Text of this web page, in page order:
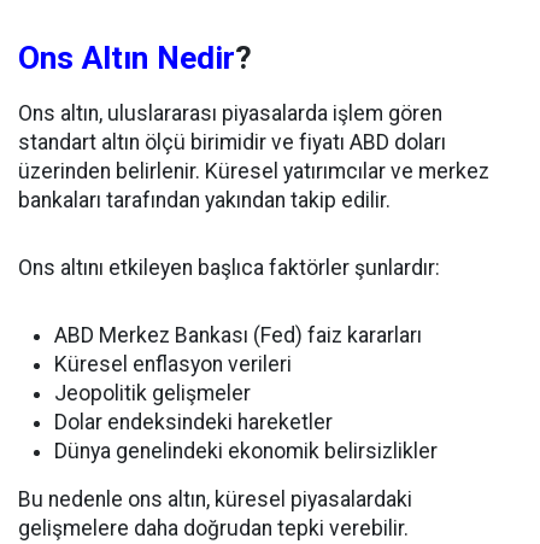
Ons Altın Nedir?
Ons altın, uluslararası piyasalarda işlem gören
standart altın ölçü birimidir ve fiyatı ABD doları
üzerinden belirlenir. Küresel yatırımcılar ve merkez
bankaları tarafından yakından takip edilir.
Ons altını etkileyen başlıca faktörler şunlardır:
ABD Merkez Bankası (Fed) faiz kararları
Küresel enflasyon verileri
Jeopolitik gelişmeler
Dolar endeksindeki hareketler
Dünya genelindeki ekonomik belirsizlikler
Bu nedenle ons altın, küresel piyasalardaki
gelişmelere daha doğrudan tepki verebilir.